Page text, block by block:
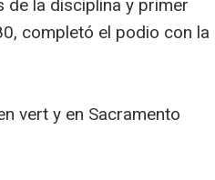
de la disciplina y primer
completó el podio con la
vert y en Sacramento